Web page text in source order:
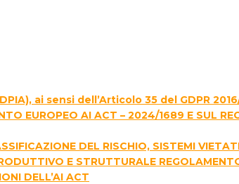
ai sensi dell’Articolo 35 del GDPR
EUROPEO AI ACT – 2024/1689 E SUL
DEL RISCHIO, SISTEMI
E STRUTTURALE
DELL’AI ACT